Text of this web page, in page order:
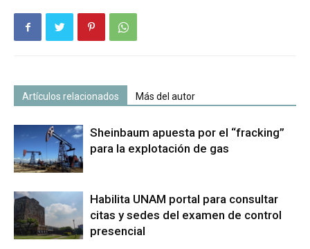
Artículos relacionados Más del autor
Sheinbaum apuesta por el “fracking”
para la explotación de gas
Habilita UNAM portal para consultar
citas y sedes del examen de control
presencial